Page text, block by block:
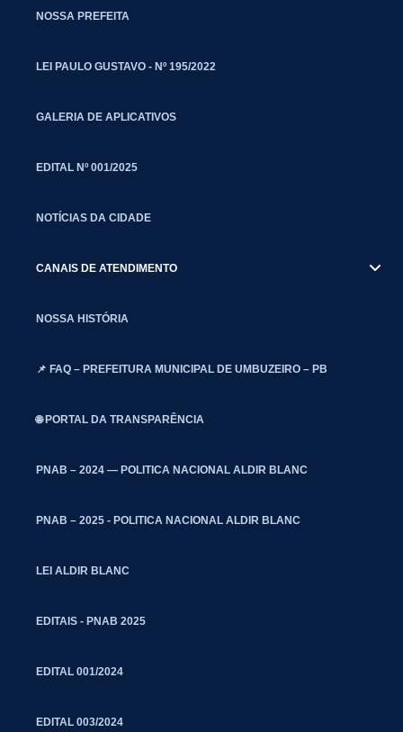
NOSSA PREFEITA
LEI PAULO GUSTAVO - Nº 195/2022
GALERIA DE APLICATIVOS
EDITAL Nº 001/2025
NOTÍCIAS DA CIDADE
CANAIS DE ATENDIMENTO
NOSSA HISTÓRIA
📌 FAQ – PREFEITURA MUNICIPAL DE UMBUZEIRO – PB
🌐 PORTAL DA TRANSPARÊNCIA
PNAB – 2024 — POLITICA NACIONAL ALDIR BLANC
PNAB – 2025 - POLITICA NACIONAL ALDIR BLANC
LEI ALDIR BLANC
EDITAIS - PNAB 2025
EDITAL 001/2024
EDITAL 003/2024